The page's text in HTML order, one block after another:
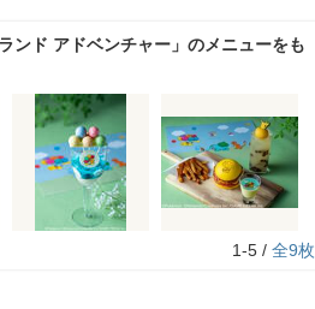
ンド アドベンチャー」のメニューをも
1-5 / 全9枚